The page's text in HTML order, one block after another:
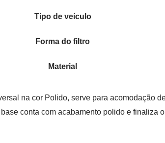
Tipo de veículo
Forma do filtro
Material
na cor Polido, serve para acomodação
conta com acabamento polido e finaliza